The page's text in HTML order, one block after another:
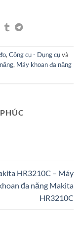
,Công cụ - Dụng cụvà
, Máy khoan đa năng
HR3210C – Máy
đa năng Makita
HR3210C